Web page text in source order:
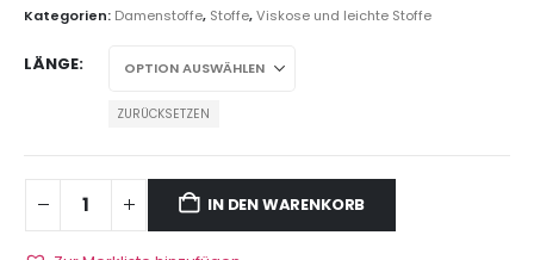
Kategorien: Damenstoffe, Stoffe,Viskose und leichte Stoffe
LÄNGE
ZURÜCKSETZEN
IN DEN WARENKORB